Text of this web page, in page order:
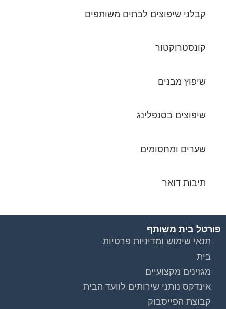
קבלני שיפוצים לבתים משותפים
קונסטרוקטור
שיפוץ מבנים
שיפוצים בסנפלינג
שערים ומחסומים
תיבות דואר
פורטל בית משותף
תנאי שימוש ומדיניות פרטיות
בית
מגזינים מקצועיים
אינדקס נותני שירותים לוועד הבית
קבוצת הפייסבוק